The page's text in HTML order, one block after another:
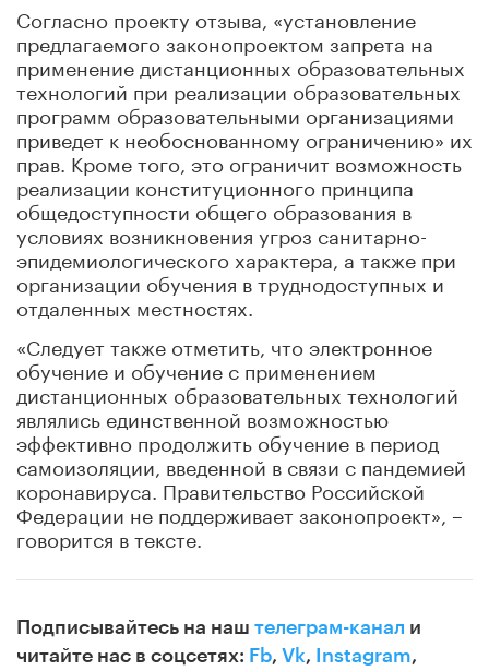
Согласно проекту отзыва, «установление
предлагаемого законопроектом запрета на
применение дистанционных образовательных
технологий при реализации образовательных
программ образовательными организациями
приведет к необоснованному ограничению» их
прав. Кроме того, это ограничит возможность
реализации конституционного принципа
общедоступности общего образования в
условиях возникновения угроз санитарно-
эпидемиологического характера, а также при
организации обучения в труднодоступных и
отдаленных местностях.
«Следует также отметить, что электронное
обучение и обучение с применением
дистанционных образовательных технологий
являлись единственной возможностью
эффективно продолжить обучение в период
самоизоляции, введенной в связи с пандемией
коронавируса. Правительство Российской
Федерации не поддерживает законопроект», –
говорится в тексте.
Подписывайтесь на наш телеграм-канал и
читайте нас в соцсетях: Fb, Vk, Instagram,